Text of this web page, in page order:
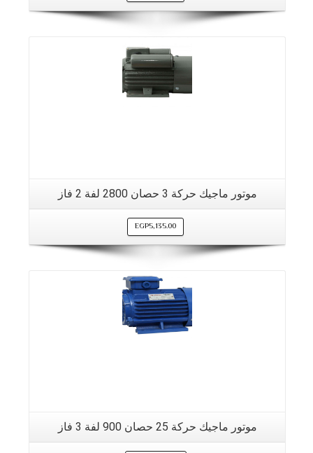
موتور ماجيك حركة 3 حصان 2800 لفة 2 فاز
EGP5,135.00
موتور ماجيك حركة 25 حصان 900 لفة 3 فاز